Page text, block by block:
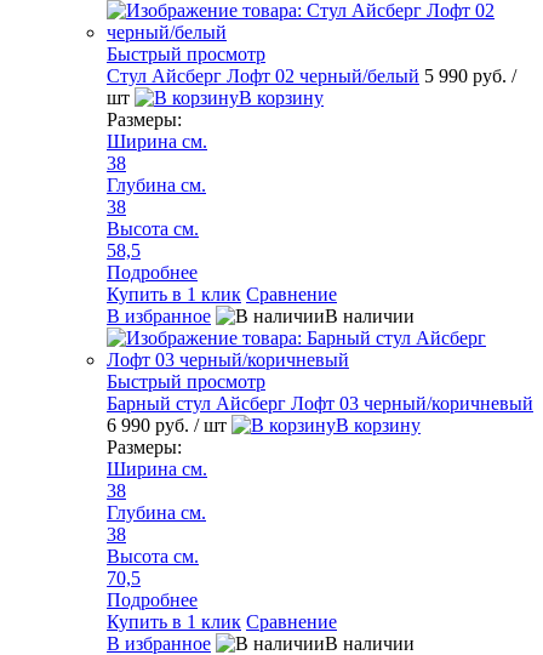
Быстрый просмотр
Стул Айсберг Лофт 02 черный/белый 5 990 руб. /
шт
В корзину
Размеры:
Ширина см.
38
Глубина см.
38
Высота см.
58,5
Подробнее
Купить в 1 клик Сравнение
В избранное
В наличии
Быстрый просмотр
Барный стул Айсберг Лофт 03 черный/коричневый
6 990 руб. / шт
В корзину
Размеры:
Ширина см.
38
Глубина см.
38
Высота см.
70,5
Подробнее
Купить в 1 клик Сравнение
В избранное
В наличии